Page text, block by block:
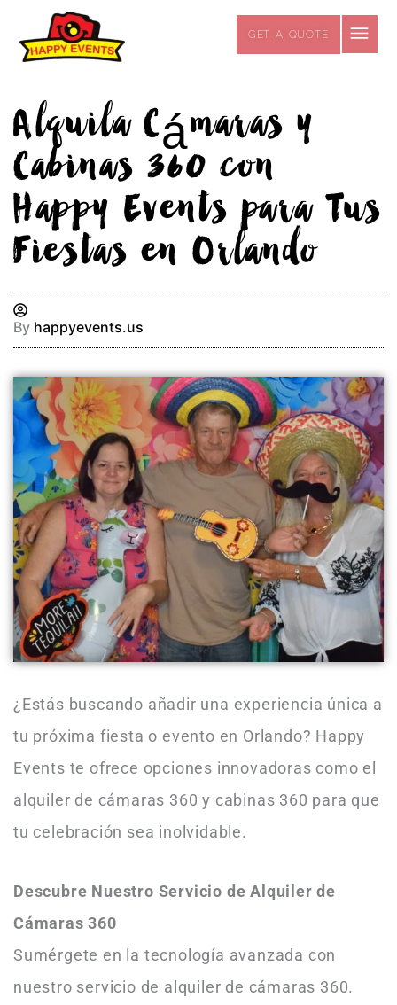
content
GET A QUOTE
Alquila Cámaras y
Cabinas 360 con
Happy Events para Tus
Fiestas en Orlando
By happyevents.us
¿Estás buscando añadir una experiencia única a
tu próxima fiesta o evento en Orlando? Happy
Events te ofrece opciones innovadoras como el
alquiler de cámaras 360 y cabinas 360 para que
tu celebración sea inolvidable.
Descubre Nuestro Servicio de Alquiler de
Cámaras 360
Sumérgete en la tecnología avanzada con
nuestro servicio de alquiler de cámaras 360.